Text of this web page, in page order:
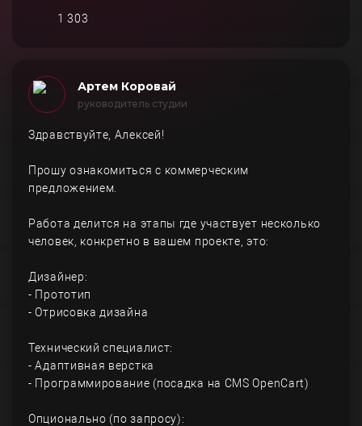
1 303
Артем Коровай
руководитель студии
Здравствуйте, Алексей!
Прошу ознакомиться с коммерческим
предложением.
Работа делится на этапы где участвует несколько
человек, конкретно в вашем проекте, это:
Дизайнер:
- Прототип
- Отрисовка дизайна
Технический специалист:
- Адаптивная верстка
- Программирование (посадка на CMS OpenCart)
Опционально (по запросу):